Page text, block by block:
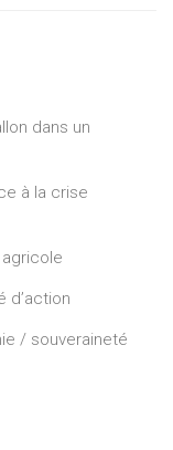
dans un
à la crise
d’action
/ souveraineté